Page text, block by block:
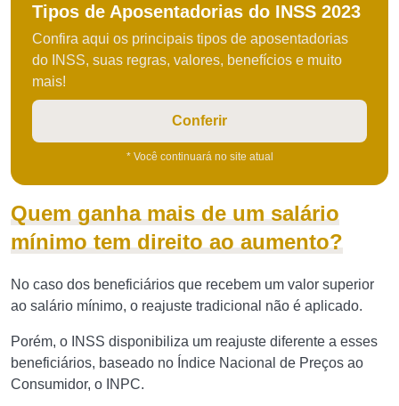
Tipos de Aposentadorias do INSS 2023
Confira aqui os principais tipos de aposentadorias
do INSS, suas regras, valores, benefícios e muito
mais!
Conferir
* Você continuará no site atual
Quem ganha mais de um salário
mínimo tem direito ao aumento?
No caso dos beneficiários que recebem um valor superior
ao salário mínimo, o reajuste tradicional não é aplicado.
Porém, o INSS disponibiliza um reajuste diferente a esses
beneficiários, baseado no Índice Nacional de Preços ao
Consumidor, o INPC.